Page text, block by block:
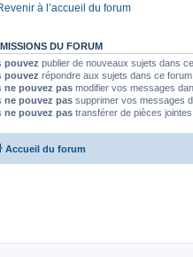
à l’accueil du forum
DU FORUM
pouvez publier de nouveaux sujets dans
pouvez répondre aux sujets dans ce forum
ne pouvez pas modifier vos messages
ne pouvez pas supprimer vos messages
ne pouvez pas transférer de pièces
Accueil du forum